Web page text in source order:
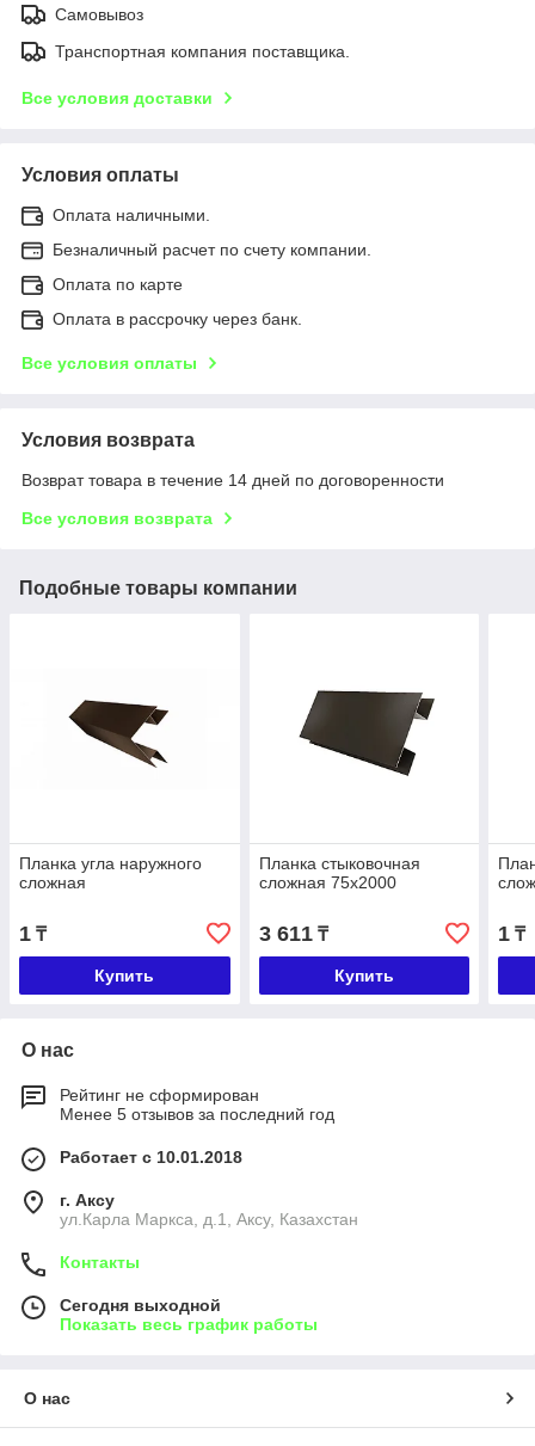
Самовывоз
Транспортная компания поставщика.
Все условия доставки
Условия оплаты
Оплата наличными.
Безналичный расчет по счету компании.
Оплата по карте
Оплата в рассрочку через банк.
Все условия оплаты
Условия возврата
Возврат товара в течение 14 дней по договоренности
Все условия возврата
Подобные товары компании
Планка угла наружного
сложная
1 ₸
Купить
Планка стыковочная
сложная 75х2000
3 611₸
Купить
1 ₸
О нас
Рейтинг не сформирован
Менее 5 отзывов за последний год
Работает с 10.01.2018
г. Аксу
ул.Карла Маркса, д.1, Аксу, Казахстан
Контакты
Сегодня выходной
Показать весь график работы
О нас